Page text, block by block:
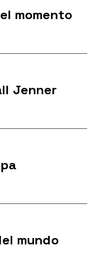
momento
Jenner
mundo